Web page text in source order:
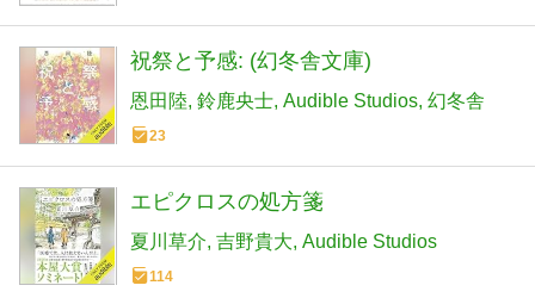
祝祭と予感: (幻冬舎文庫)
恩田陸 鈴鹿央士 Audible Studios 幻冬舎
23
エピクロスの処方箋
夏川草介 吉野貴大 Audible Studios
114